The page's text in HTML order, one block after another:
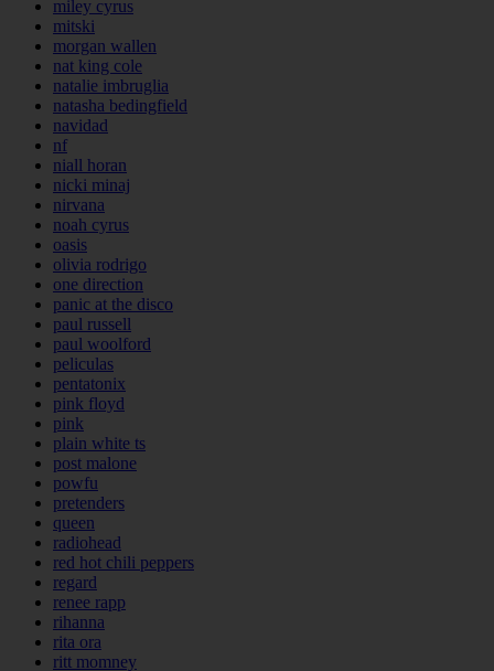
miley cyrus
mitski
morgan wallen
nat king cole
natalie imbruglia
natasha bedingfield
navidad
nf
niall horan
nicki minaj
nirvana
noah cyrus
oasis
olivia rodrigo
one direction
panic at the disco
paul russell
paul woolford
peliculas
pentatonix
pink floyd
pink
plain white ts
post malone
powfu
pretenders
queen
radiohead
red hot chili peppers
regard
renee rapp
rihanna
rita ora
ritt momney